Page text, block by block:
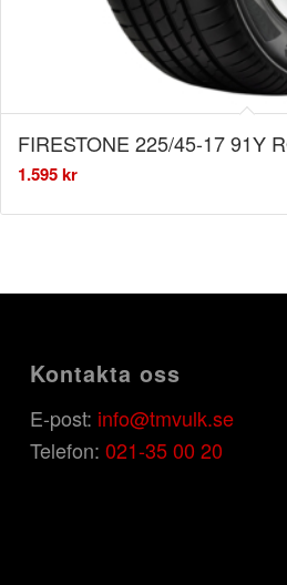
FIRESTONE 225/45-17 91Y
1.595kr
Kontakta oss
E-post: info@tmvulk.se
Telefon: 021-35 00 20